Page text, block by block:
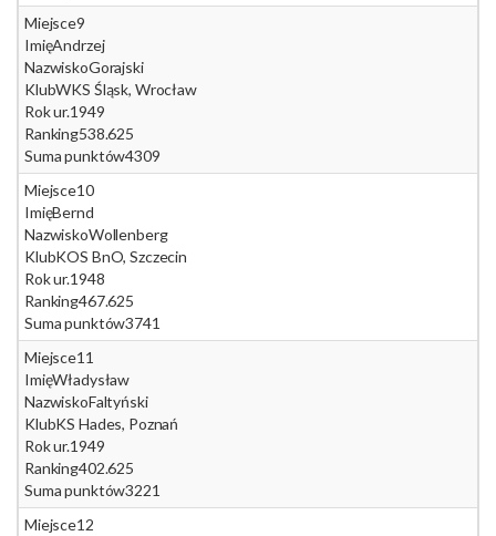
Miejsce9
ImięAndrzej
NazwiskoGorajski
KlubWKS Śląsk, Wrocław
Rok ur.1949
Ranking538.625
Suma punktów4309
Miejsce10
ImięBernd
NazwiskoWollenberg
KlubKOS BnO, Szczecin
Rok ur.1948
Ranking467.625
Suma punktów3741
Miejsce11
ImięWładysław
NazwiskoFaltyński
KlubKS Hades, Poznań
Rok ur.1949
Ranking402.625
Suma punktów3221
Miejsce12